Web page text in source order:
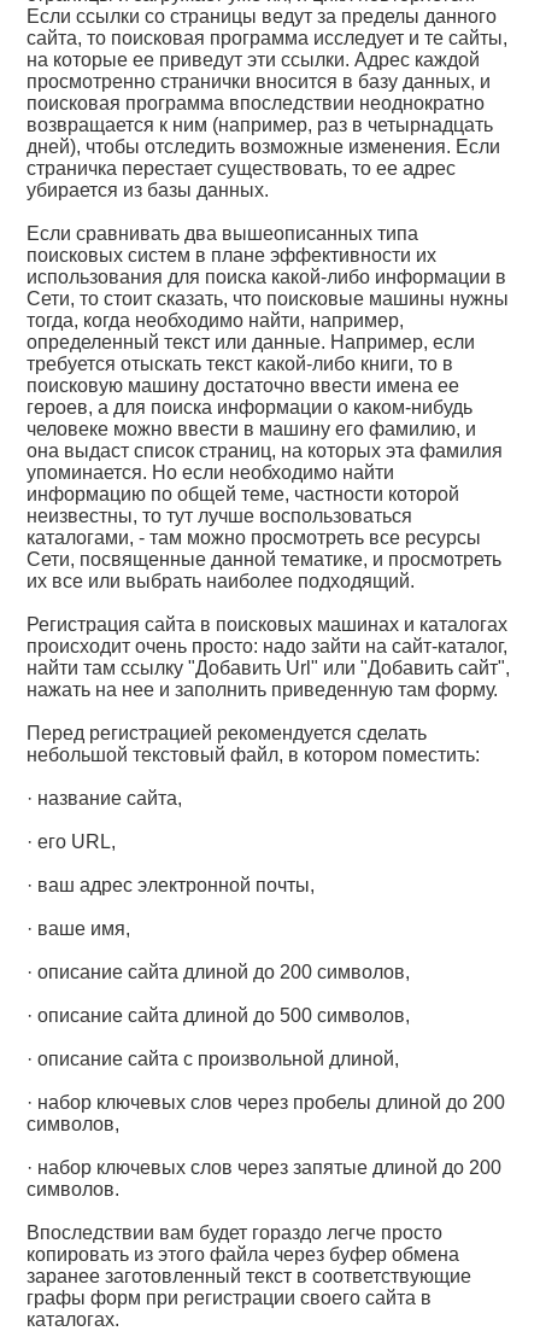
Если ссылки со страницы ведут за пределы данного
сайта, то поисковая программа исследует и те сайты,
на которые ее приведут эти ссылки. Адрес каждой
просмотренно странички вносится в базу данных, и
поисковая программа впоследствии неоднократно
возвращается к ним (например, раз в четырнадцать
дней), чтобы отследить возможные изменения. Если
страничка перестает существовать, то ее адрес
убирается из базы данных.
Если сравнивать два вышеописанных типа
поисковых систем в плане эффективности их
использования для поиска какой-либо информации в
Сети, то стоит сказать, что поисковые машины нужны
тогда, когда необходимо найти, например,
определенный текст или данные. Например, если
требуется отыскать текст какой-либо книги, то в
поисковую машину достаточно ввести имена ее
героев, а для поиска информации о каком-нибудь
человеке можно ввести в машину его фамилию, и
она выдаст список страниц, на которых эта фамилия
упоминается. Но если необходимо найти
информацию по общей теме, частности которой
неизвестны, то тут лучше воспользоваться
каталогами, - там можно просмотреть все ресурсы
Сети, посвященные данной тематике, и просмотреть
их все или выбрать наиболее подходящий.
Регистрация сайта в поисковых машинах и каталогах
происходит очень просто: надо зайти на сайт-каталог,
найти там ссылку "Добавить Url" или "Добавить сайт",
нажать на нее и заполнить приведенную там форму.
Перед регистрацией рекомендуется сделать
небольшой текстовый файл, в котором поместить:
· название сайта,
· его URL,
· ваш адрес электронной почты,
· ваше имя,
· описание сайта длиной до 200 символов,
· описание сайта длиной до 500 символов,
· описание сайта с произвольной длиной,
· набор ключевых слов через пробелы длиной до 200
символов,
· набор ключевых слов через запятые длиной до 200
символов.
Впоследствии вам будет гораздо легче просто
копировать из этого файла через буфер обмена
заранее заготовленный текст в соответствующие
графы форм при регистрации своего сайта в
каталогах.